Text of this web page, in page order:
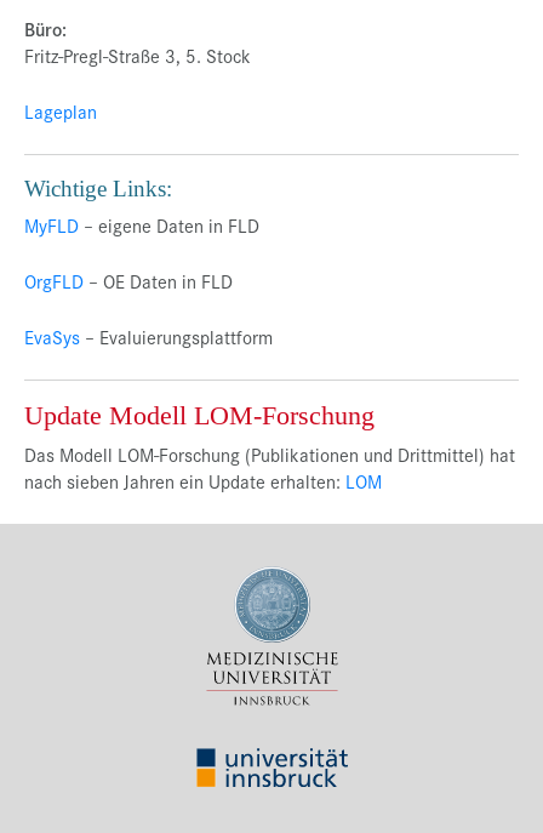
Büro:
Fritz-Pregl-Straße 3, 5. Stock
Lageplan
Wichtige Links:
MyFLD – eigene Daten in FLD
OrgFLD – OE Daten in FLD
EvaSys – Evaluierungsplattform
Update Modell LOM-Forschung
Das Modell LOM-Forschung (Publikationen und Drittmittel) hat
nach sieben Jahren ein Update erhalten: LOM